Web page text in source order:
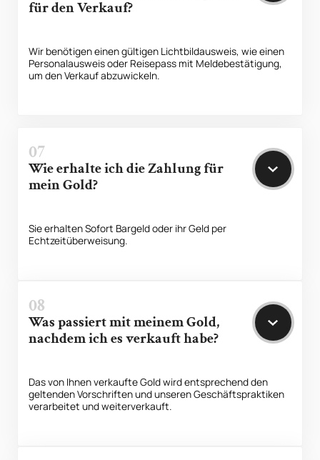
für den Verkauf?
Wir benötigen einen gültigen Lichtbildausweis, wie einen
Personalausweis oder Reisepass mit Meldebestätigung,
um den Verkauf abzuwickeln.
07
Wie erhalte ich die Zahlung für
mein Gold?
Sie erhalten Sofort Bargeld oder ihr Geld per
Echtzeitüberweisung.
08
Was passiert mit meinem Gold,
nachdem ich es verkauft habe?
Das von Ihnen verkaufte Gold wird entsprechend den
geltenden Vorschriften und unseren Geschäftspraktiken
verarbeitet und weiterverkauft.